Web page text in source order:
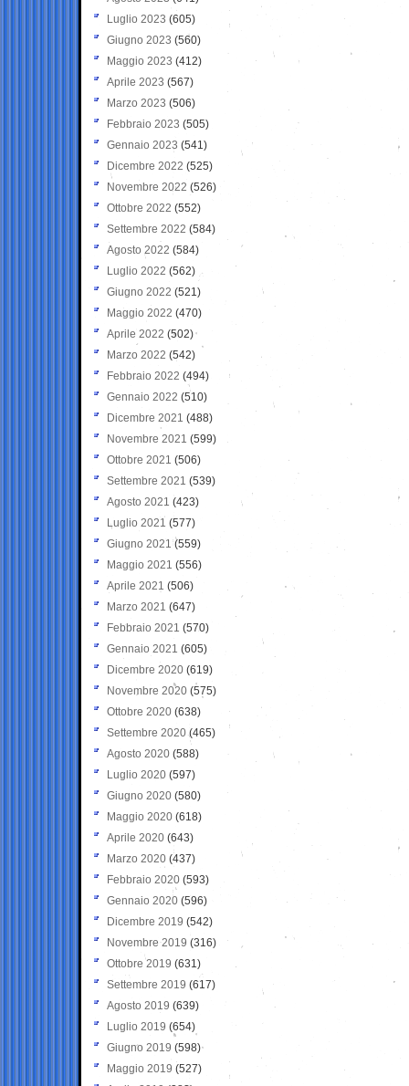
Luglio 2023 (605)
Giugno 2023 (560)
Maggio 2023 (412)
Aprile 2023 (567)
Marzo 2023 (506)
Febbraio 2023 (505)
Gennaio 2023 (541)
Dicembre 2022 (525)
Novembre 2022 (526)
Ottobre 2022 (552)
Settembre 2022 (584)
Agosto 2022 (584)
Luglio 2022 (562)
Giugno 2022 (521)
Maggio 2022 (470)
Aprile 2022 (502)
Marzo 2022 (542)
Febbraio 2022 (494)
Gennaio 2022 (510)
Dicembre 2021 (488)
Novembre 2021 (599)
Ottobre 2021 (506)
Settembre 2021 (539)
Agosto 2021 (423)
Luglio 2021 (577)
Giugno 2021(559)
Maggio 2021 (556)
Aprile 2021 (506)
Marzo 2021 (647)
Febbraio 2021 (570)
Gennaio 2021 (605)
Dicembre 2020 (619)
Novembre 2020 (575)
Ottobre 2020 (638)
Settembre 2020(465)
Agosto 2020 (588)
Luglio 2020 (597)
Giugno 2020 (580)
Maggio 2020 (618)
Aprile 2020 (643)
Marzo 2020 (437)
Febbraio 2020 (593)
Gennaio 2020 (596)
Dicembre 2019 (542)
Novembre 2019 (316)
Ottobre 2019 (631)
Settembre 2019 (617)
Agosto 2019 (639)
Luglio 2019 (654)
Giugno 2019 (598)
Maggio 2019 (527)